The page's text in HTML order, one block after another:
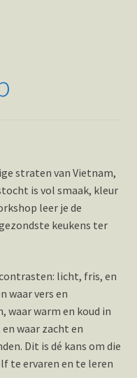
straten van Vietnam,
is vol smaak, kleur
leer je de
keukens ter
licht, fris, en
waar vers en
warm en koud in
waar zacht en
Dit is dé kans om die
te ervaren en te leren